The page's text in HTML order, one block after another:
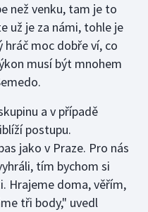
než venku, tam je to
už je za námi, tohle je
hráč moc dobře ví, co
musí být mnohem
a v případě
postupu.
jako v Praze. Pro nás
tím bychom si
Hrajeme doma, věřím,
tři body," uvedl